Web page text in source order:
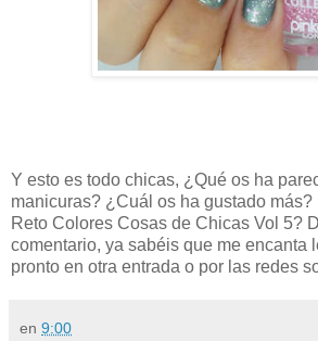
Y esto es todo chicas, ¿Qué os ha
manicuras? ¿Cuál os ha gustado más?
Reto Colores Cosas de Chicas Vol 5?
comentario, ya sabéis que me encanta
pronto en otra entrada o por las redes
en 9:00